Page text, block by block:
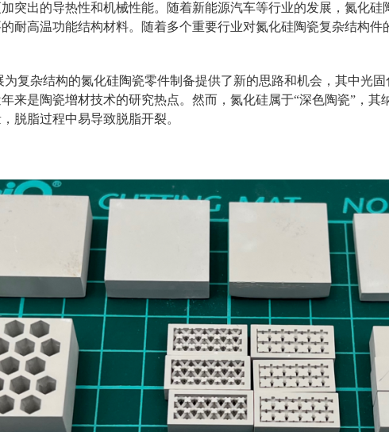
突出的导热性和机械性能。随着新能源汽车等行业的发展，氮化
耐高温功能结构材料。随着多个重要行业对氮化硅陶瓷复杂结构
复杂结构的氮化硅陶瓷零件制备提供了新的思路和机会，其中光
来是陶瓷增材技术的研究热点。然而，氮化硅属于“深色陶瓷”，
脱脂过程中易导致脱脂开裂。